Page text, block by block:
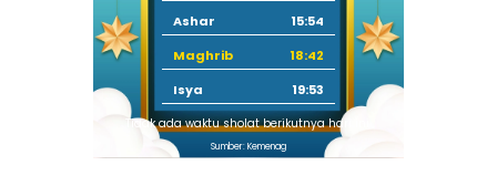
Ashar
15:54
Maghrib
18:42
Isya
19:53
Tidak ada waktu sholat berikutnya hari ini.
Sumber: Kemenag